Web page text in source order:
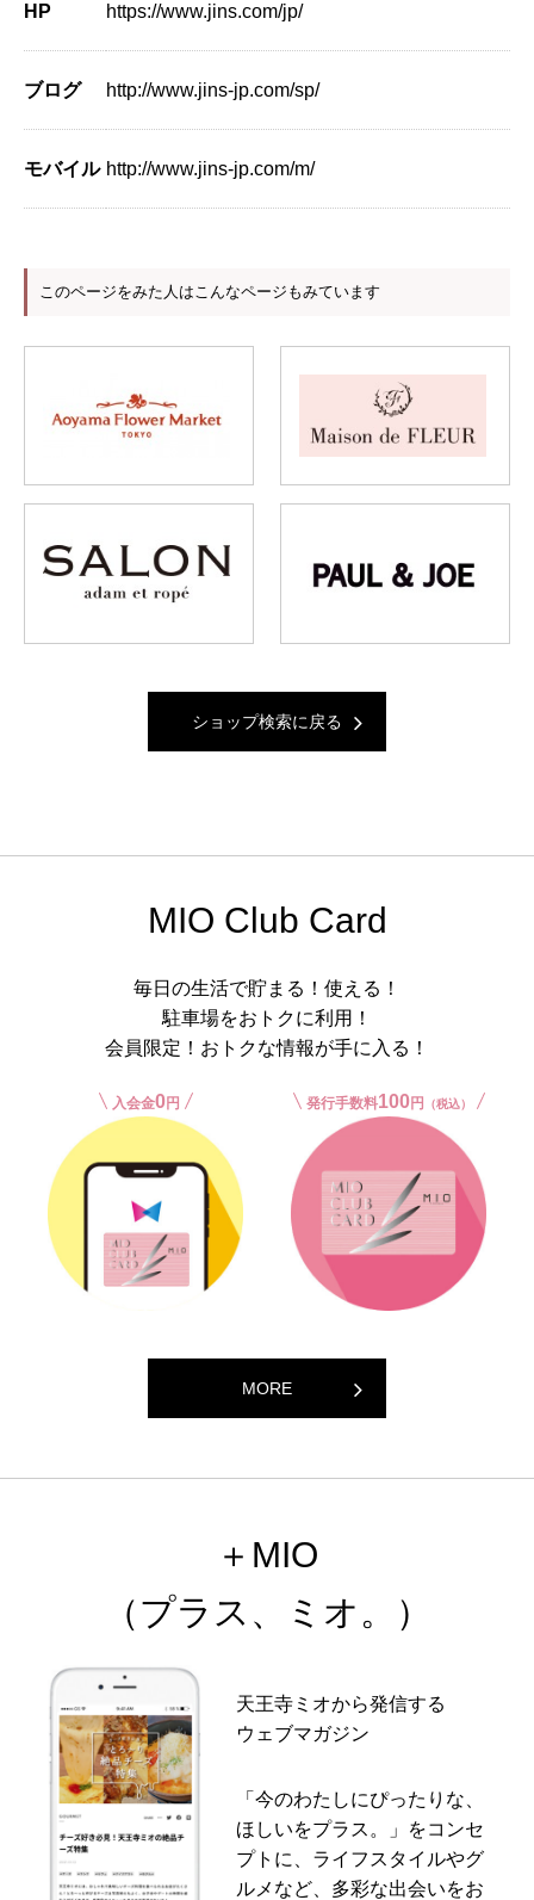
HP https://www.jins.com/jp/
ブログ http://www.jins-jp.com/sp/
モバイル http://www.jins-jp.com/m/
このページをみた人はこんなページもみています
ショップ検索に戻る
MIO Club Card
毎日の生活で貯まる！使える！
駐車場をおトクに利用！
会員限定！おトクな情報が手に入る！
入会金0円 発行手数料100円 （税込）
MORE
＋MIO
（プラス、ミオ。）
天王寺ミオから発信する
ウェブマガジン
「今のわたしにぴったりな、
ほしいをプラス。」をコンセ
プトに、ライフスタイルやグ
ルメなど、多彩な出会いをお